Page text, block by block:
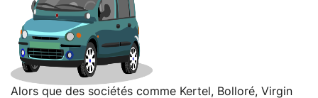
Alors que des sociétés comme Kertel, Bolloré, Virgin